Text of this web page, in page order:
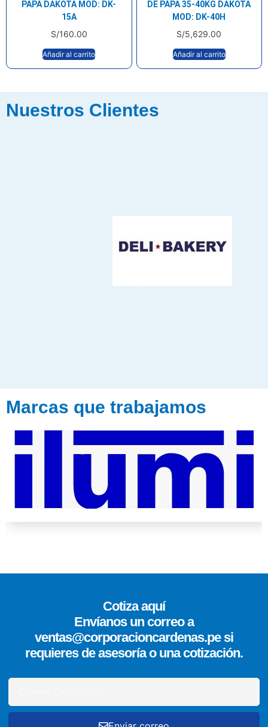
PAPA DAKOTA MOD: DK-
15A
S/160.00
Añadir al carrito
DE PAPA 35-40KG DAKOTA
MOD: DK-40H
S/5,629.00
Añadir al carrito
Nuestros Clientes
Marcas que trabajamos
Cotiza aquí
Envíanos un correo a
ventas@corporacioncardenas.pe si
requieres de asesoría o una cotización.